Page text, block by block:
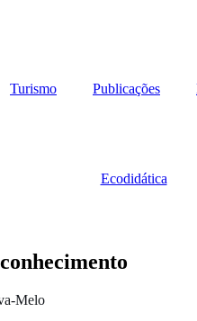
Turismo Publicações
Ecodidática
Melo